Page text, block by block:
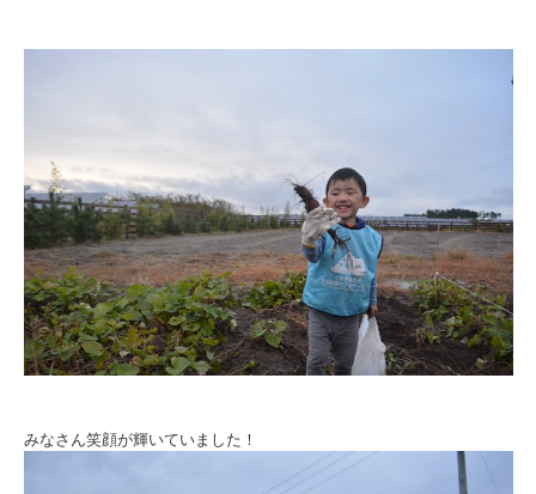
みなさん笑顔が輝いていました！